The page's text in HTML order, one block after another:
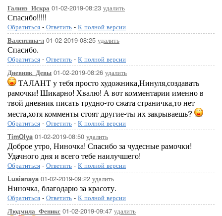
Галинэ_Искра 01-02-2019-08:23 удалить
Спасибо!!!!!
Обратиться - Ответить - К полной версии
Валентина-л 01-02-2019-08:25 удалить
Спасибо.
Обратиться - Ответить - К полной версии
Дневник_Девы 01-02-2019-08:26 удалить
ТАЛАНТ у тебя просто художника,Нинуля,создавать
рамочки! Шикарно! Хвалю! А вот комментарии именно в
твой дневник писать трудно-то сжата страничка,то нет
места,хотя комменты стоят другие-ты их закрываешь?
Обратиться - Ответить - К полной версии
TimOlya 01-02-2019-08:50 удалить
Доброе утро, Ниночка! Спасибо за чудесные рамочки!
Удачного дня и всего тебе наилучшего!
Обратиться - Ответить - К полной версии
Lusianaya 01-02-2019-09:22 удалить
Ниночка, благодарю за красоту.
Обратиться - Ответить - К полной версии
Людмила_Феникс 01-02-2019-09:47 удалить